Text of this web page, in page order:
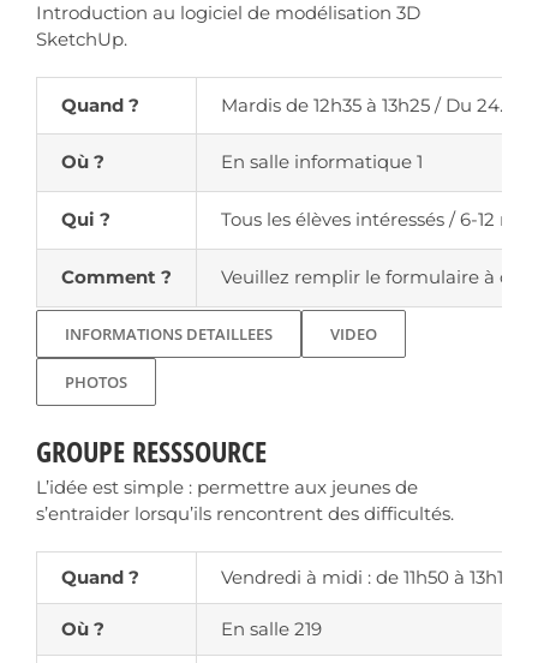
Introduction au logiciel de modélisation 3D
SketchUp.
Quand ? Mardis de 12h35 à 13h25 / Du
Où ? En salle informatique 1
Qui ? Tous les élèves intéressés / 6-12
Comment ? Veuillez remplir le formulaire à
INFORMATIONS DETAILLEES VIDEO
PHOTOS
GROUPE RESSSOURCE
L’idée est simple : permettre aux jeunes de
s’entraider lorsqu’ils rencontrent des difficultés.
Quand ? Vendredi à midi : de 11h50 à 13h15
Où ? En salle 219